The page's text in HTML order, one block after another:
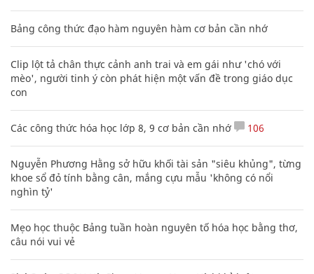
Bảng công thức đạo hàm nguyên hàm cơ bản cần nhớ
Clip lột tả chân thực cảnh anh trai và em gái như 'chó với
mèo', người tinh ý còn phát hiện một vấn đề trong giáo dục
con
Các công thức hóa học lớp 8, 9 cơ bản cần nhớ 106
Nguyễn Phương Hằng sở hữu khối tài sản "siêu khủng", từng
khoe sổ đỏ tính bằng cân, mắng cựu mẫu 'không có nổi
nghìn tỷ'
Mẹo học thuộc Bảng tuần hoàn nguyên tố hóa học bằng thơ,
câu nói vui vẻ